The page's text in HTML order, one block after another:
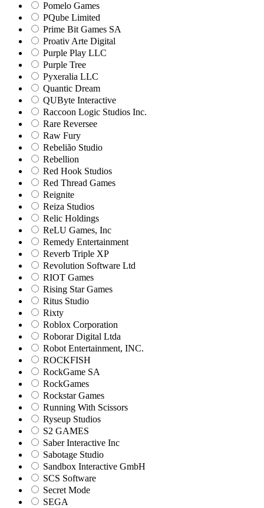
Pomelo Games
PQube Limited
Prime Bit Games SA
Proativ Arte Digital
Purple Play LLC
Purple Tree
Pyxeralia LLC
Quantic Dream
QUByte Interactive
Raccoon Logic Studios Inc.
Rare Reversee
Raw Fury
Rebelião Studio
Rebellion
Red Hook Studios
Red Thread Games
Reignite
Reiza Studios
Relic Holdings
ReLU Games, Inc
Remedy Entertainment
Reverb Triple XP
Revolution Software Ltd
RIOT Games
Rising Star Games
Ritus Studio
Rixty
Roblox Corporation
Roborar Digital Ltda
Robot Entertainment, INC.
ROCKFISH
RockGame SA
RockGames
Rockstar Games
Running With Scissors
Ryseup Studios
S2 GAMES
Saber Interactive Inc
Sabotage Studio
Sandbox Interactive GmbH
SCS Software
Secret Mode
SEGA